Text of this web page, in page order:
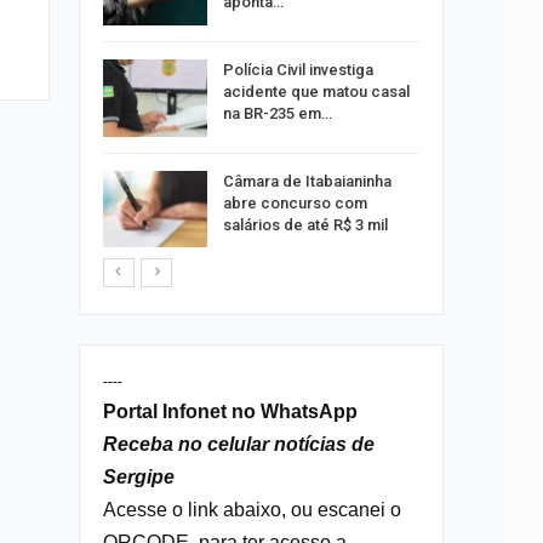
Polícia Civil investiga
acidente que matou casal
na BR-235 em…
Câmara de Itabaianinha
abre concurso com
salários de até R$ 3 mil
----
Portal Infonet no WhatsApp
Receba no celular notícias de
Sergipe
Acesse o link abaixo, ou escanei o